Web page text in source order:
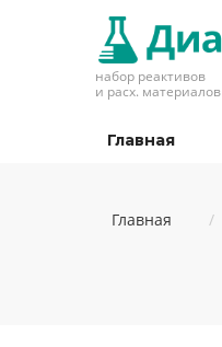
набор реактивов
и расх. материалов
Главная
Главная